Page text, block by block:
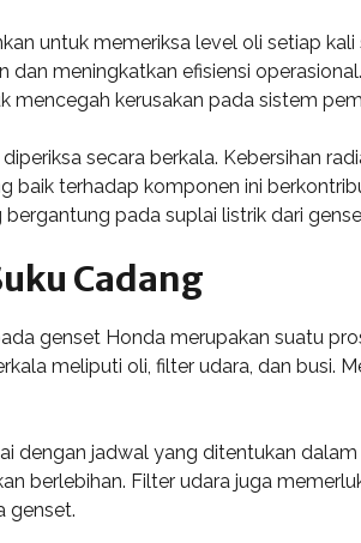
untuk memeriksa level oli setiap
dan meningkatkan efisiensi
mencegah kerusakan pada sistem
secara berkala. Kebersihan
baik terhadap komponen ini
pada suplai listrik dari
Cadang
genset Honda merupakan suatu
meliputi oli, filter udara, dan busi.
dengan jadwal yang ditentukan
berlebihan. Filter udara juga
genset.